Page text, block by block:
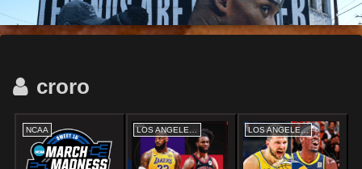
croro
NCAA LOS ANGELES LAKERS LOS ANGELES LAKERS